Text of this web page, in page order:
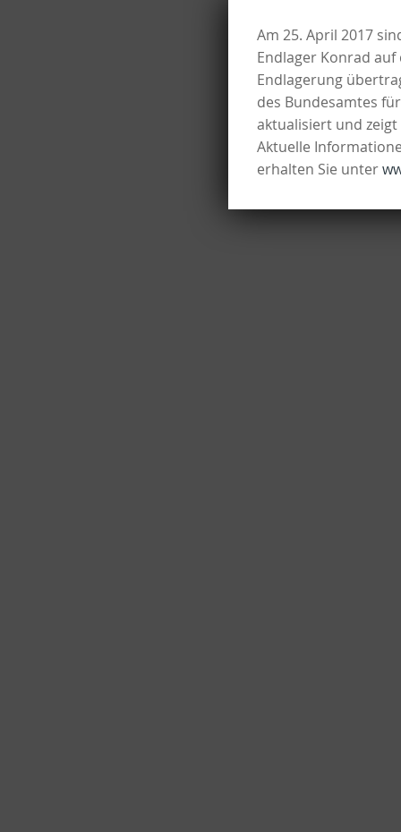
Am 25. April 2017
Endlager Konrad
Endlagerung
des Bundesamtes
aktualisiert und zeigt
Aktuelle
erhalten Sie unter